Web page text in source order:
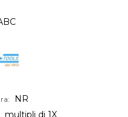
NR
multipli di 1X